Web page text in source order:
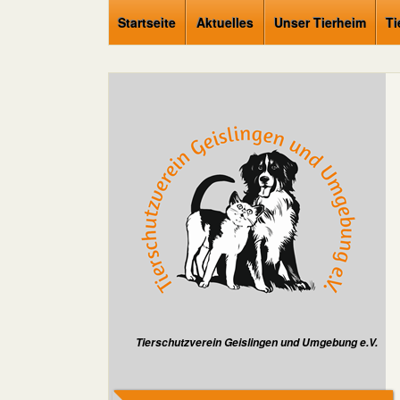
Startseite Aktuelles Unser Tierheim
Tierschutzverein Geislingen und Umgebung e.V.